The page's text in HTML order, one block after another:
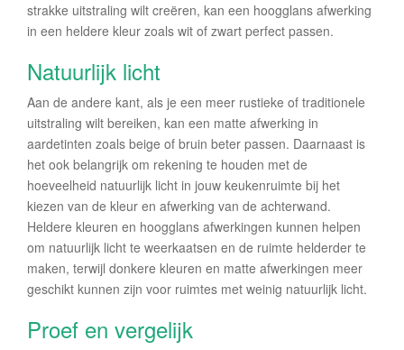
strakke uitstraling wilt creëren, kan een hoogglans afwerking
in een heldere kleur zoals wit of zwart perfect passen.
Natuurlijk licht
Aan de andere kant, als je een meer rustieke of traditionele
uitstraling wilt bereiken, kan een matte afwerking in
aardetinten zoals beige of bruin beter passen. Daarnaast is
het ook belangrijk om rekening te houden met de
hoeveelheid natuurlijk licht in jouw keukenruimte bij het
kiezen van de kleur en afwerking van de achterwand.
Heldere kleuren en hoogglans afwerkingen kunnen helpen
om natuurlijk licht te weerkaatsen en de ruimte helderder te
maken, terwijl donkere kleuren en matte afwerkingen meer
geschikt kunnen zijn voor ruimtes met weinig natuurlijk licht.
Proef en vergelijk